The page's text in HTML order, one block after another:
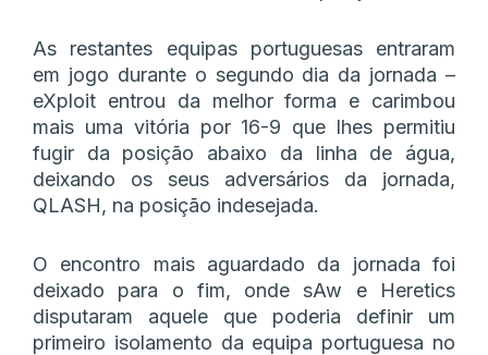
As restantes equipas portuguesas entraram
em jogo durante o segundo dia da jornada –
eXploit entrou da melhor forma e carimbou
mais uma vitória por 16-9 que lhes permitiu
fugir da posição abaixo da linha de água,
deixando os seus adversários da jornada,
QLASH, na posição indesejada.
O encontro mais aguardado da jornada foi
deixado para o fim, onde sAw e Heretics
disputaram aquele que poderia definir um
primeiro isolamento da equipa portuguesa no